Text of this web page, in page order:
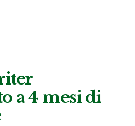
a 4 mesi di